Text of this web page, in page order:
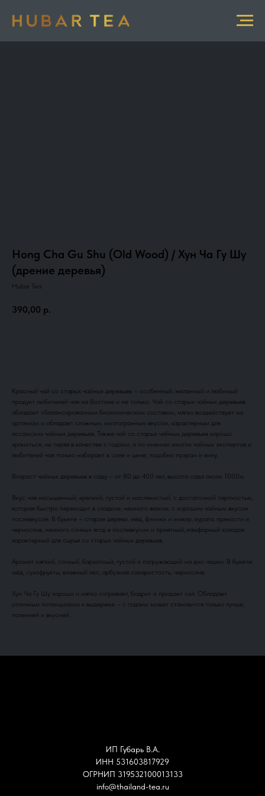
Hong Cha Gu Shu (Old Wood) / Хун Ча Гу Шу
(дрение деревья)
Hubar Tea
390,00 р.
Красный чай со старых чайных деревьев – особенный, желанный и любимый
продукт любителей чая на Востоке и не только. Чай со старых чайных деревьев
обладает сбалансированным биохимическим составом, мягко воздействует на
организм и обладает сложным, многогранным вкусом, характерным для
ассамских чайных деревьев. Также чай со старых чайных деревьев хорошо
храниться, не теряя в качестве с годами, а по мнению многих чайных экспертов и
любителей чая только набирает в силе и цене, подобно пуэрам и вину.
Возраст чайных деревьев в саду – от 80 до 400 лет, высота сада около 1000м.
Вкус чая насыщенный, крепкий, густой и маслянистый, с достаточной терпкостью,
которая быстро переходит в сладкое, немного вязкое, с хорошим чайным вкусом
послевкусие. В букете – старое дерево, мёд, финики и инжир, курага, пряности и
чернослив, немного сочных ягод в послевкусии и приятный, камфорный холодок
характерный для сырья со старых чайных деревьев.
Аромат мягкий, сочный, бархатный, густой и погружающий на дно чашки. В букете:
мёд, сухофрукты, влажный лес, арбузная сахаристость, чернослив.
Хун Ча Гу Шу хорошо и мягко согревает, бодрит и придает сил. Обладает
отличным потенциалом к выдержке – с годами может становится только лучше,
полезней и вкусней.
ИП Губарь В.А.
ИНН 531603817929
ОГРНИП 319532100013133
info@thailand-tea.ru